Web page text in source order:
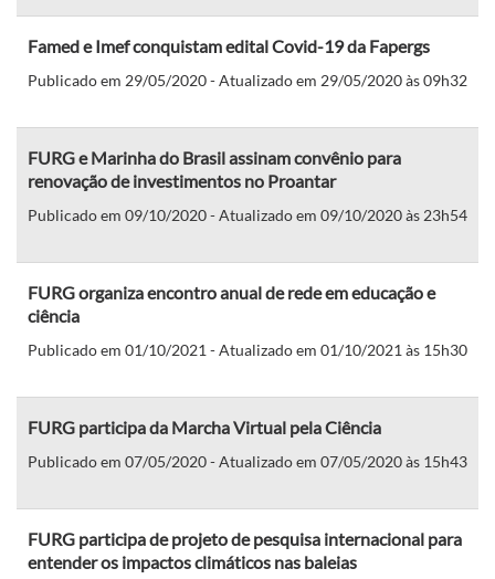
Famed e Imef conquistam edital Covid-19 da Fapergs
Publicado em 29/05/2020 - Atualizado em 29/05/2020 às 09h32
FURG e Marinha do Brasil assinam convênio para
renovação de investimentos no Proantar
Publicado em 09/10/2020 - Atualizado em 09/10/2020 às 23h54
FURG organiza encontro anual de rede em educação e
ciência
Publicado em 01/10/2021 - Atualizado em 01/10/2021 às 15h30
FURG participa da Marcha Virtual pela Ciência
Publicado em 07/05/2020 - Atualizado em 07/05/2020 às 15h43
FURG participa de projeto de pesquisa internacional para
entender os impactos climáticos nas baleias